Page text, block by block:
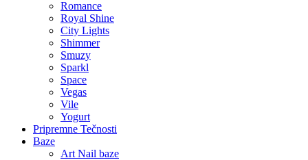
Romance
Royal Shine
City Lights
Shimmer
Smuzy
Sparkl
Space
Vegas
Vile
Yogurt
Pripremne Tečnosti
Baze
Art Nail baze